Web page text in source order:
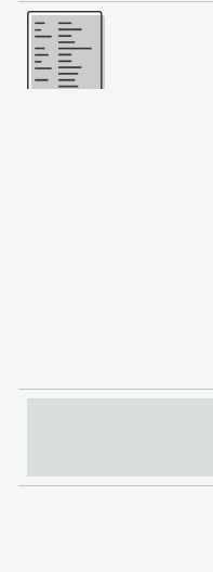
Lebih banyak
Lebih banyak